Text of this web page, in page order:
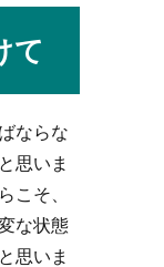
て
ならな
思いま
こそ、
な状態
思いま